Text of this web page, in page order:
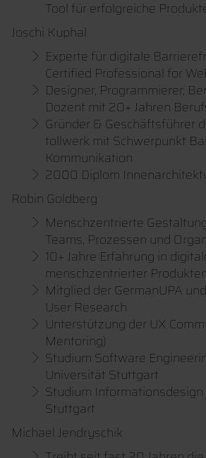
Tool für erfolgreiche
Joschi Kuphal
Experte für digitale
Certified Professional for
Designer, Programmierer,
Dozent mit 20+ Jahren
Gründer & Geschäftsführer
tollwerk mit Schwerpunkt
Kommunikation
2000 Diplom
Robin Goldberg
Menschzentrierte
Teams, Prozessen und
10+ Jahre Erfahrung in
menschzentrierter
Mitglied der GermanUPA
User Research
Unterstützung der UX
Mentoring)
Studium Software
Universität Stuttgart
Studium Informationsdesign
Stuttgart
Michael Jendryschik